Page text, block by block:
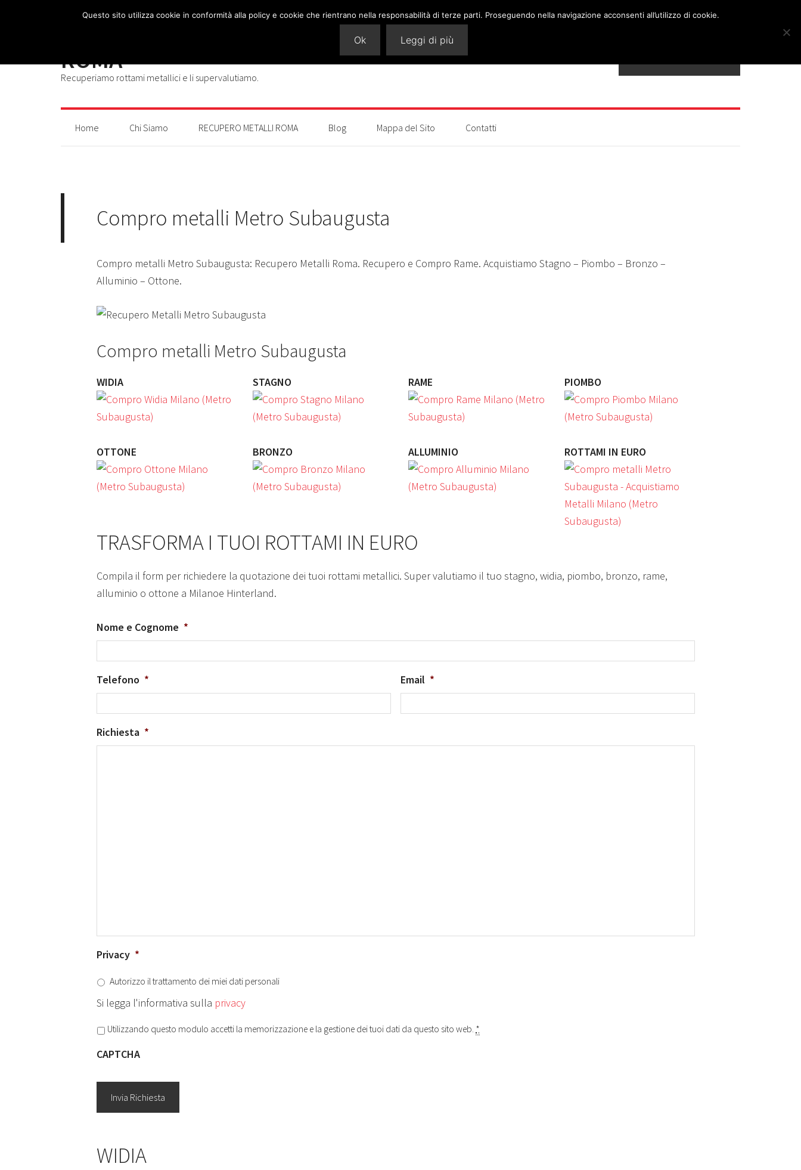
ROMA
Recuperiamo rottami metallici e li supervalutiamo.
Home Chi Siamo RECUPERO METALLI ROMA Blog Mappa del Sito Contatti
Compro metalli Metro Subaugusta
Compro metalli Metro Subaugusta: Recupero Metalli Roma. Recupero e Compro Rame. Acquistiamo Stagno – Piombo – Bronzo –
Alluminio – Ottone.
Compro metalli Metro Subaugusta
WIDIA STAGNO RAME PIOMBO
OTTONE BRONZO ALLUMINIO ROTTAMI IN EURO
TRASFORMA I TUOI ROTTAMI IN EURO
Compila il form per richiedere la quotazione dei tuoi rottami metallici. Super valutiamo il tuo stagno, widia, piombo, bronzo, rame,
alluminio o ottone a Milanoe Hinterland.
Nome e Cognome *
Telefono * Email *
Richiesta *
Privacy *
Autorizzo il trattamento dei miei dati personali
Si legga l'informativa sulla privacy
Privacy *
Utilizzando questo modulo accetti la memorizzazione e la gestione dei tuoi dati da questo sito web. *
CAPTCHA
WIDIA
Questo sito utilizza cookie in conformità alla policy e cookie che rientrano nella responsabilità di terze parti. Proseguendo nella navigazione acconsenti all’utilizzo di cookie.
Ok Leggi di più